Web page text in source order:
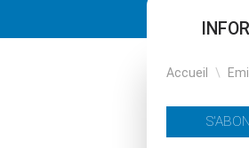
Accueil \